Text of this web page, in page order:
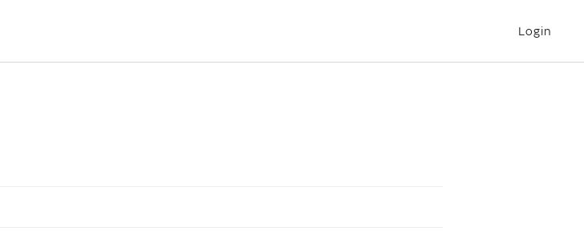
Login